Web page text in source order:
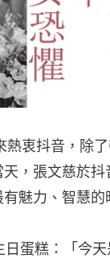
熱衷抖音，除
，張文慈於
魅力、智慧的
蛋糕：「今